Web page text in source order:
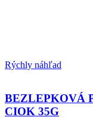
Rýchly náhľad
BEZLEPKOVÁ
CIOK 35G